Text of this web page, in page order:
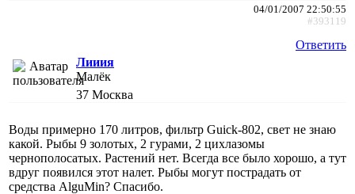
04/01/2007 22:50:55
#393119
Ответить
Лииия
Малёк
37 Москва
Воды примерно 170 литров, фильтр Guick-802, свет не знаю
какой. Рыбы 9 золотых, 2 гурами, 2 цихлазомы
чернополосатых. Растений нет. Всегда все было хорошо, а тут
вдруг появился этот налет. Рыбы могут пострадать от
средства AlguMin? Спасибо.